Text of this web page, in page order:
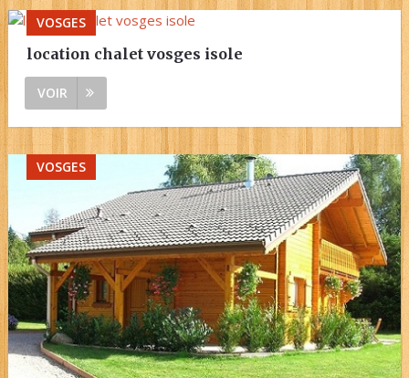
VOSGES
location chalet vosges isole
VOIR
VOSGES